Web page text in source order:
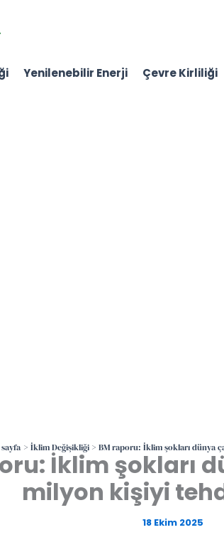
Yenilenebilir Enerji Çevre Kirliliği
İklim Değişikliği BM raporu: İklim şokları dünya
İklim şokları
milyon kişiyi
18 Ekim 2025